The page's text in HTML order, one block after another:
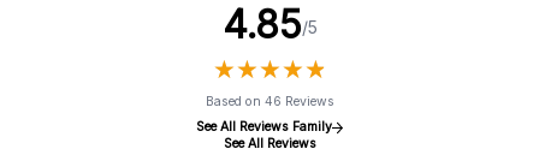
4.85/5
★★★★★
★★★★★
Based on 46 Reviews
See All Reviews Family
See All Reviews